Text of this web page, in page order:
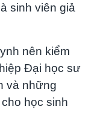
sinh viên giả
nên kiểm
Đại học sư
và những
học sinh